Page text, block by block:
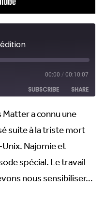
00:00 / 00:10:07
SUBSCRIBE SHARE
a connu une
suite à la triste mort
Najomie et
spécial. Le travail
nous sensibiliser…